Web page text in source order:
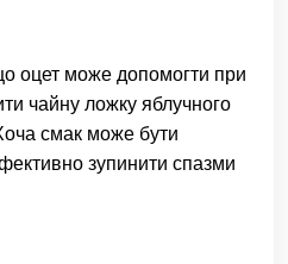
оцет може допомогти при
чайну ложку яблучного
смак може бути
зупинити спазми